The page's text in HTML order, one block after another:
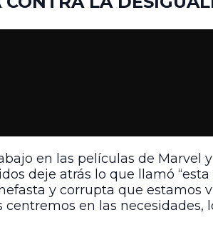
en las películas de Marvel
deje atrás lo que llamó
y corrupta que
en las necesidades,